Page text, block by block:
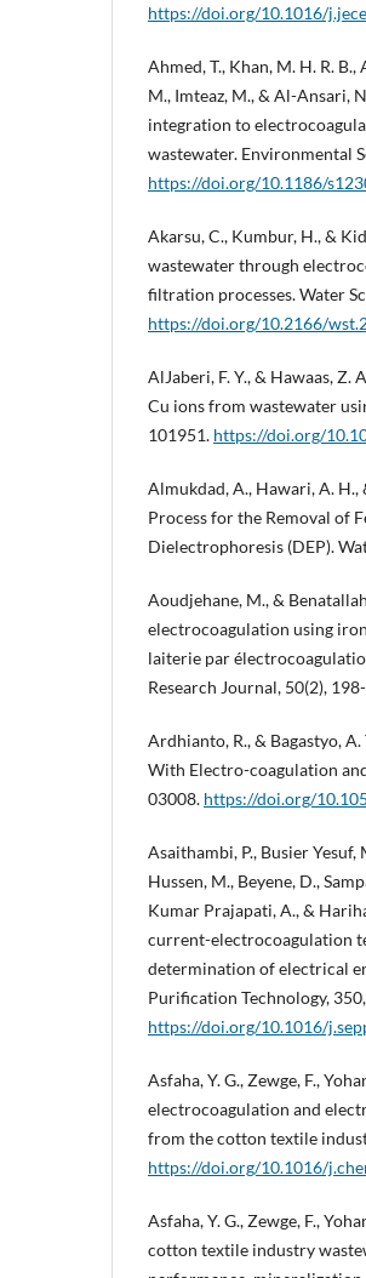
https://doi.org/10.1016/
Ahmed, T., Khan, M. H. R. B.,
M., Imteaz, M., & Al-Ansari,
integration to
wastewater. Environmental
https://doi.org/10.1186/
Akarsu, C., Kumbur, H., &
wastewater through
filtration processes. Water
https://doi.org/10.2166/
AlJaberi, F. Y., & Hawaas,
Cu ions from wastewater
101951. https://doi.org/
Almukdad, A., Hawari, A.
Process for the Removal of
Dielectrophoresis (DEP).
Aoudjehane, M., &
electrocoagulation using
laiterie par
Research Journal, 50(2),
Ardhianto, R., & Bagastyo,
With Electro-coagulation
03008. https://doi.org/
Asaithambi, P., Busier
Hussen, M., Beyene, D.,
Kumar Prajapati, A., &
current-electrocoagulation
determination of electrical
Purification Technology,
https://doi.org/10.1016/
Asfaha, Y. G., Zewge, F.,
electrocoagulation and
from the cotton textile
https://doi.org/10.1016/
Asfaha, Y. G., Zewge, F.,
cotton textile industry